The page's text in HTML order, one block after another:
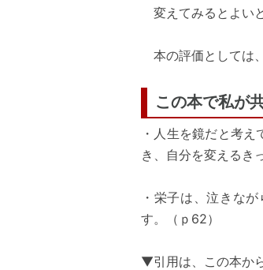
変えてみるとよい
本の評価としては
この本で私が
・人生を鏡だと考
き、自分を変えるき
・栄子は、泣きな
す。（ｐ62）
▼引用は、この本か